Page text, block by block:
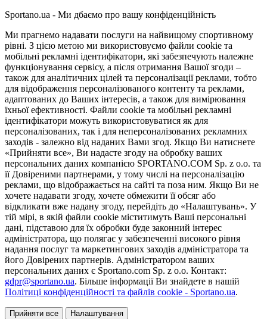
Sportano.ua - Ми дбаємо про вашу конфіденційність
Ми прагнемо надавати послуги на найвищому спортивному
рівні. З цією метою ми використовуємо файли cookie та
мобільні рекламні ідентифікатори, які забезпечують належне
функціонування сервісу, а після отримання Вашої згоди –
також для аналітичних цілей та персоналізації реклами, тобто
для відображення персоналізованого контенту та реклами,
адаптованих до Ваших інтересів, а також для вимірювання
їхньої ефективності. Файли cookie та мобільні рекламні
ідентифікатори можуть використовуватися як для
персоналізованих, так і для неперсоналізованих рекламних
заходів - залежно від наданих Вами згод. Якщо Ви натиснете
«Прийняти все», Ви надасте згоду на обробку ваших
персональних даних компанією SPORTANO.COM Sp. z o.o. та
її Довіреними партнерами, у тому числі на персоналізацію
реклами, що відображається на сайті та поза ним. Якщо Ви не
хочете надавати згоду, хочете обмежити її обсяг або
відкликати вже надану згоду, перейдіть до «Налаштувань». У
тій мірі, в якій файли cookie міститимуть Ваші персональні
дані, підставою для їх обробки буде законний інтерес
адміністратора, що полягає у забезпеченні високого рівня
надання послуг та маркетингових заходів адміністратора та
його Довірених партнерів. Адміністратором ваших
персональних даних є Sportano.com Sp. z o.o. Контакт:
gdpr@sportano.ua. Більше інформації Ви знайдете в нашій
Політиці конфіденційності та файлів cookie - Sportano.ua.
Прийняти все Налаштування